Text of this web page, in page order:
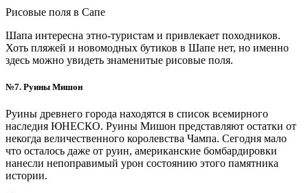
Рисовые поля в Сапе
Шапа интересна этно-туристам и привлекает походников.
Хоть пляжей и новомодных бутиков в Шапе нет, но именно
здесь можно увидеть знаменитые рисовые поля.
№7. Руины Мишон
Руины древнего города находятся в список всемирного
наследия ЮНЕСКО. Руины Мишон представляют остатки от
некогда величественного королевства Чампа. Сегодня мало
что осталось даже от руин, американские бомбардировки
нанесли непоправимый урон состоянию этого памятника
истории.